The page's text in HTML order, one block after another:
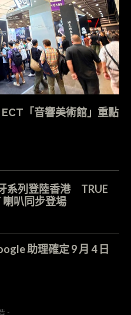
ECT「音響美術館」重點
系列登陸香港 TRUE
喇叭同步登場
助理確定 9 月 4 日
-